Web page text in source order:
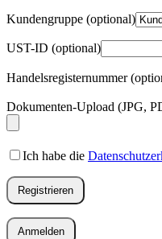
Kundengruppe (optional)
UST-ID (optional)
Handelsregisternummer
Dokumenten-Upload (JPG,
Ich habe die
Registrieren
Anmelden